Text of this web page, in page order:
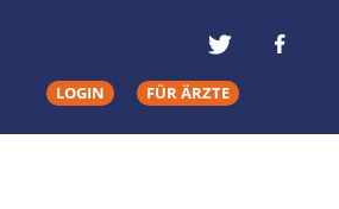
LOGIN FÜR ÄRZTE